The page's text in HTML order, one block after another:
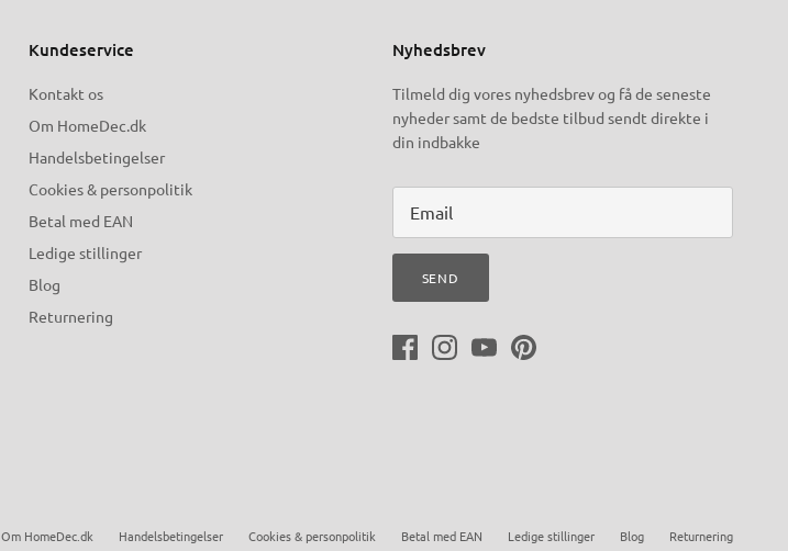
Kundeservice
Kontakt os
Om HomeDec.dk
Handelsbetingelser
Cookies & personpolitik
Betal med EAN
Ledige stillinger
Blog
Returnering
Nyhedsbrev
Tilmeld dig vores nyhedsbrev og få de seneste
nyheder samt de bedste tilbud sendt direkte i
din indbakke
SEND
Om HomeDec.dk Handelsbetingelser Cookies & personpolitik Betal med EAN Ledige stillinger Blog Returnering